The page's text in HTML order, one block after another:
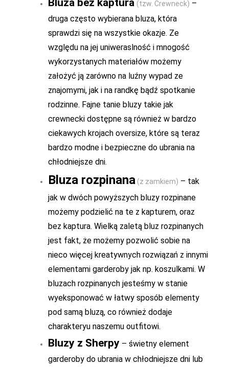
Bluza bez kaptura (tzw. Crewneck) –
druga często wybierana bluza, która
sprawdzi się na wszystkie okazje. Ze
względu na jej uniweraslność i mnogość
wykorzystanych materiałów możemy
założyć ją zarówno na luźny wypad ze
znajomymi, jak i na randkę bądź spotkanie
rodzinne. Fajne tanie bluzy takie jak
crewnecki dostępne są również w bardzo
ciekawych krojach oversize, które są teraz
bardzo modne i bezpieczne do ubrania na
chłodniejsze dni.
Bluza rozpinana (z zamkiem) – tak
jak w dwóch powyższych bluzy rozpinane
możemy podzielić na te z kapturem, oraz
bez kaptura. Wielką zaletą bluz rozpinanych
jest fakt, że możemy pozwolić sobie na
nieco więcej kreatywnych rozwiązań z innymi
elementami garderoby jak np. koszulkami. W
bluzach rozpinanych jesteśmy w stanie
wyeksponować w łatwy sposób elementy
pod samą bluzą, co również dodaje
charakteryu naszemu outfitowi.
Bluzy z Sherpy – świetny element
garderoby do ubrania w chłodniejsze dni lub